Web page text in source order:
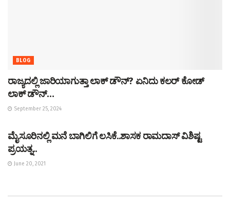
BLOG
ರಾಜ್ಯದಲ್ಲಿ ಜಾರಿಯಾಗುತ್ತಾ ಲಾಕ್ ಡೌನ್? ಏನಿದು ಕಲರ್ ಕೋಡ್
ಲಾಕ್ ಡೌನ್…
September 25, 2024
ಮೈಸೂರಿನಲ್ಲಿ ಮನೆ ಬಾಗಿಲಿಗೆ ಲಸಿಕೆ..ಶಾಸಕ ರಾಮದಾಸ್ ವಿಶಿಷ್ಟ
ಪ್ರಯತ್ನ..
June 20, 2021